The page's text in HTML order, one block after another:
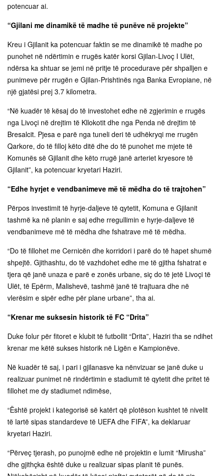
potencuar ai.
“Gjilani me dinamikë të madhe të punëve në projekte”
Kreu i Gjilanit ka potencuar faktin se me dinamikë të madhe po
punohet në ndërtimin e rrugës katër korsi Gjilan-Livoç I Ulët,
ndërsa ka shtuar se jemi në pritje të procedurave për shpalljen e
punimeve për rrugën e Gjilan-Prishtinës nga Banka Evropiane, në
një gjatësi prej 3.7 kilometra.
“Në kuadër të kësaj do të investohet edhe në zgjerimin e rrugës
nga Livoçi në drejtim të Kllokotit dhe nga Penda në drejtim të
Bresalcit. Pjesa e parë nga tuneli deri të udhëkryqi me rrugën
Qarkore, do të filloj këto ditë dhe do të punohet me mjete të
Komunës së Gjilanit dhe këto rrugë janë arteriet kryesore të
Gjilanit”, ka potencuar kryetari Haziri.
“Edhe hyrjet e vendbanimeve më të mëdha do të trajtohen”
Përpos investimit të hyrje-daljeve të qytetit, Komuna e Gjilanit
tashmë ka në planin e saj edhe rregullimin e hyrje-daljeve të
vendbanimeve më të mëdha dhe fshatrave më të mëdha.
“Do të fillohet me Cernicën dhe korridori i parë do të hapet shumë
shpejtë. Gjithashtu, do të vazhdohet edhe me të gjitha fshatrat e
tjera që janë unaza e parë e zonës urbane, siç do të jetë Livoçi të
Ulët, të Epërm, Malishevë, tashmë janë të trajtuara dhe në
vlerësim e sipër edhe për plane urbane”, tha ai.
“Krenar me suksesin historik të FC “Drita”
Duke folur për fitoret e klubit të futbollit “Drita”, Haziri tha se ndihet
krenar me këtë sukses historik në Ligën e Kampionëve.
Në kuadër të saj, i pari i gjilanasve ka nënvizuar se janë duke u
realizuar punimet në rindërtimin e stadiumit të qytetit dhe pritet të
fillohet me dy stadiumet ndimëse,
“Është projekt i kategorisë së katërt që plotëson kushtet të nivelit
të lartë sipas standardeve të UEFA dhe FIFA”, ka deklaruar
kryetari Haziri.
“Përveç tjerash, po punojmë edhe në projektin e lumit “Mirusha”
dhe gjithçka është duke u realizuar sipas planit të punës.